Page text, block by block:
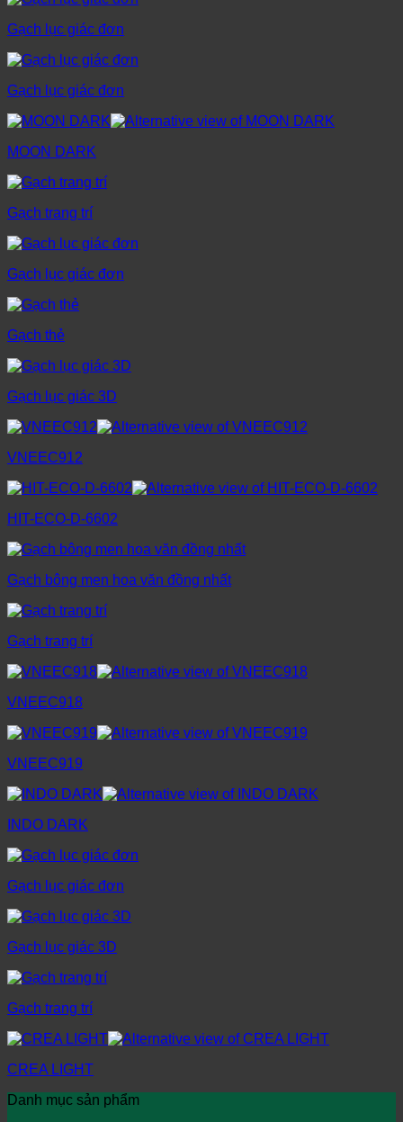
Gạch lục giác đơn
Gạch lục giác đơn
MOON DARK
Gạch trang trí
Gạch lục giác đơn
Gạch thẻ
Gạch lục giác 3D
VNEEC912
HIT-ECO-D-6602
Gạch bông men hoa văn đồng nhất
Gạch trang trí
VNEEC918
VNEEC919
INDO DARK
Gạch lục giác đơn
Gạch lục giác 3D
Gạch trang trí
CREA LIGHT
Danh mục sản phẩm